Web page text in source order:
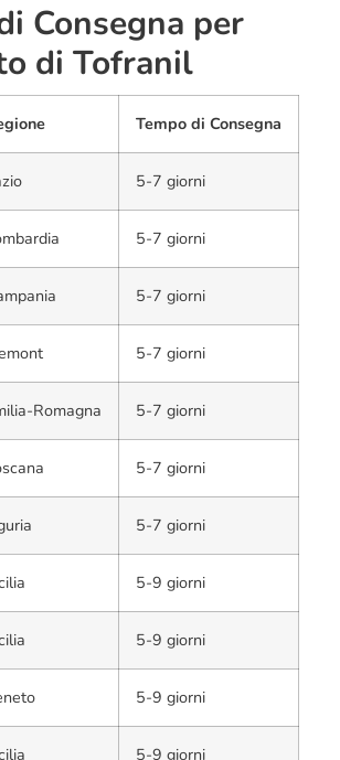
Consegna per
di Tofranil
Tempo di Consegna
5-7 giorni
5-7 giorni
5-7 giorni
5-7 giorni
Romagna 5-7 giorni
5-7 giorni
5-7 giorni
5-9 giorni
5-9 giorni
5-9 giorni
5-9 giorni